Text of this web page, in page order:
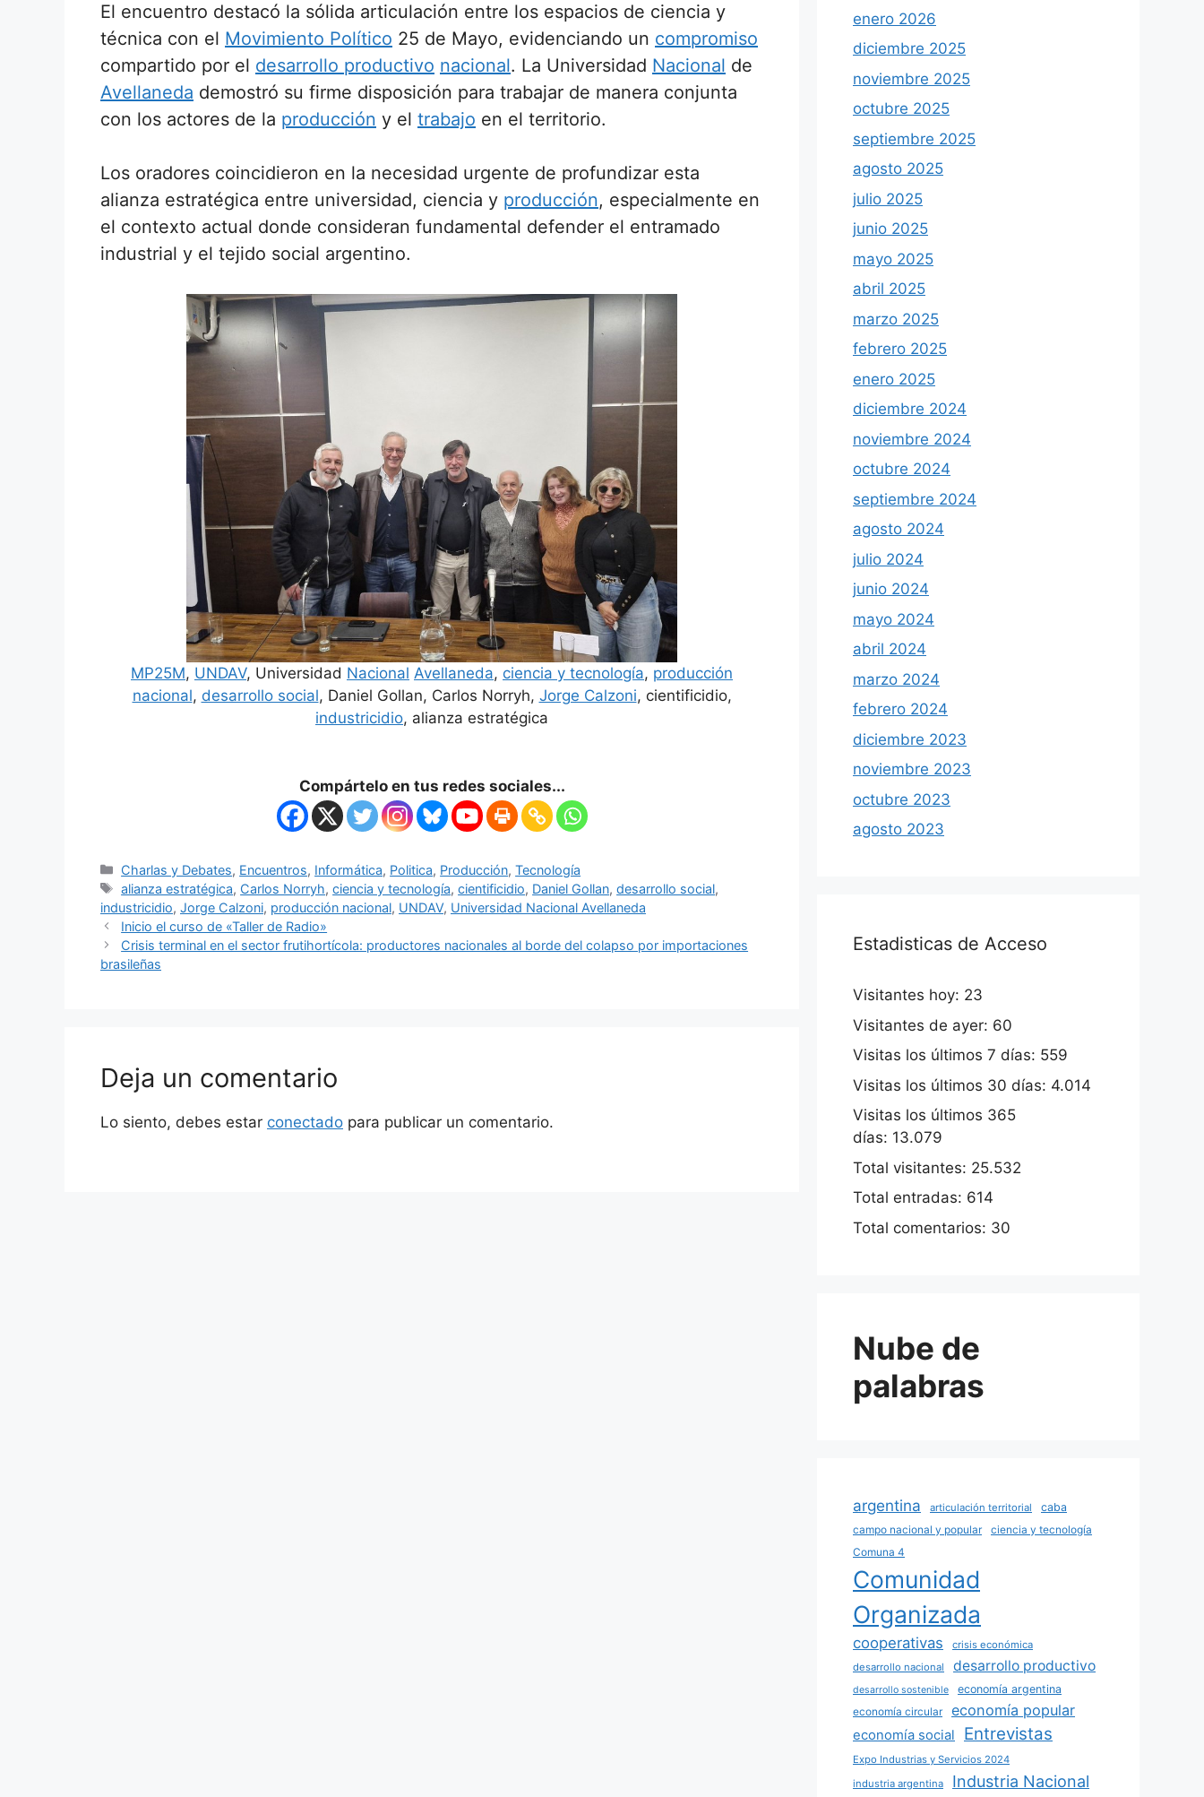
El encuentro destacó la sólida articulación entre los espacios de ciencia y
técnica con el Movimiento Político 25 de Mayo, evidenciando un compromiso
compartido por el desarrollo productivo nacional. La Universidad Nacional de
Avellaneda demostró su firme disposición para trabajar de manera conjunta
con los actores de la producción y el trabajo en el territorio.
Los oradores coincidieron en la necesidad urgente de profundizar esta
alianza estratégica entre universidad, ciencia y producción, especialmente en
el contexto actual donde consideran fundamental defender el entramado
industrial y el tejido social argentino.
MP25M, UNDAV, Universidad Nacional Avellaneda, ciencia y tecnología, producción
nacional, desarrollo social, Daniel Gollan, Carlos Norryh, Jorge Calzoni, cientificidio,
industricidio, alianza estratégica
Compártelo en tus redes sociales...
Charlas y Debates, Encuentros, Informática, Politica, Producción,Tecnología
alianza estratégica, Carlos Norryh,ciencia y tecnología,cientificidio, Daniel Gollan,desarrollo social,
industricidio, Jorge Calzoni, producción nacional, UNDAV, Universidad Nacional Avellaneda
Inicio el curso de «Taller de Radio»
Crisis terminal en el sector frutihortícola: productores nacionales al borde del colapso por importaciones
brasileñas
Deja un comentario
Lo siento, debes estar conectado para publicar un comentario.
enero 2026
diciembre 2025
noviembre 2025
octubre 2025
septiembre 2025
agosto 2025
julio 2025
junio 2025
mayo 2025
abril 2025
marzo 2025
febrero 2025
enero 2025
diciembre 2024
noviembre 2024
octubre 2024
septiembre 2024
agosto 2024
julio 2024
junio 2024
mayo 2024
abril 2024
marzo 2024
febrero 2024
diciembre 2023
noviembre 2023
octubre 2023
agosto 2023
Estadisticas de Acceso
Visitantes hoy: 23
Visitantes de ayer: 60
Visitas los últimos 7 días: 559
Visitas los últimos 30 días: 4.014
Visitas los últimos 365
días: 13.079
Total visitantes: 25.532
Total entradas: 614
Total comentarios: 30
Nube de
palabras
argentina articulación territorial
caba
campo nacional y popular
ciencia y tecnología
Comuna 4
Comunidad
Organizada
cooperativas
crisis económica
desarrollo nacional
desarrollo productivo
desarrollo sostenible
economía argentina
economía circular
economía popular
economía social Entrevistas
Expo Industrias y Servicios 2024
industria argentina
Industria Nacional